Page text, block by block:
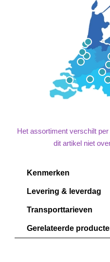
Het assortiment verschilt
dit artikel niet
Kenmerken
Levering & leverdag
Transporttarieven
Gerelateerde